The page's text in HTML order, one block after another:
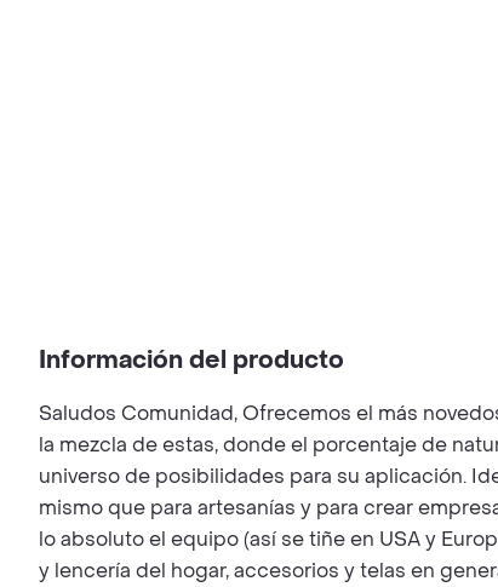
Información del producto
Saludos Comunidad, Ofrecemos el más
la mezcla de estas, donde el porcentaje de
universo de posibilidades para su aplicación.
mismo que para artesanías y para crear
lo absoluto el equipo (así se tiñe en USA y
y lencería del hogar, accesorios y telas en